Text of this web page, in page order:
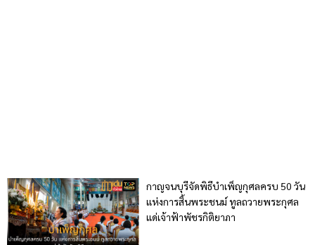
กาญจนบุรีจัดพิธีบำเพ็ญกุศลครบ 50 วัน
แห่งการสิ้นพระชนม์ ทูลถวายพระกุศล
แด่เจ้าฟ้าพัชรกิติยาภา